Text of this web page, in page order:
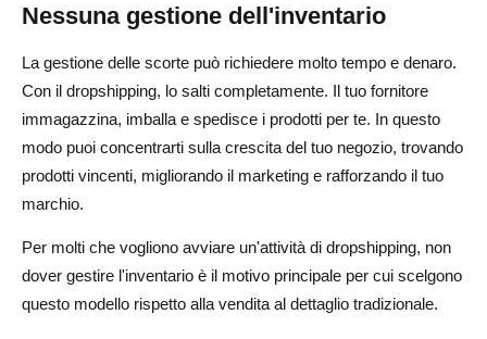
Nessuna gestione dell'inventario
La gestione delle scorte può richiedere molto tempo e denaro.
Con il dropshipping, lo salti completamente. Il tuo fornitore
immagazzina, imballa e spedisce i prodotti per te. In questo
modo puoi concentrarti sulla crescita del tuo negozio, trovando
prodotti vincenti, migliorando il marketing e rafforzando il tuo
marchio.
Per molti che vogliono avviare un'attività di dropshipping, non
dover gestire l'inventario è il motivo principale per cui scelgono
questo modello rispetto alla vendita al dettaglio tradizionale.